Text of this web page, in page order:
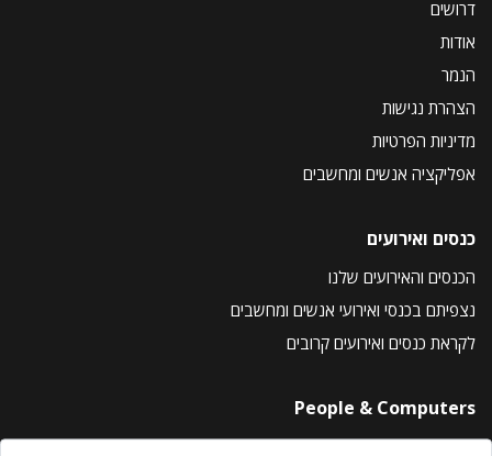
דרושים
אודות
הנמר
הצהרת נגישות
מדיניות הפרטיות
אפליקציה אנשים ומחשבים
כנסים ואירועים
הכנסים והאירועים שלנו
נצפיתם בכנסי ואירועי אנשים ומחשבים
לקראת כנסים ואירועים קרובים
People & Computers
About Us